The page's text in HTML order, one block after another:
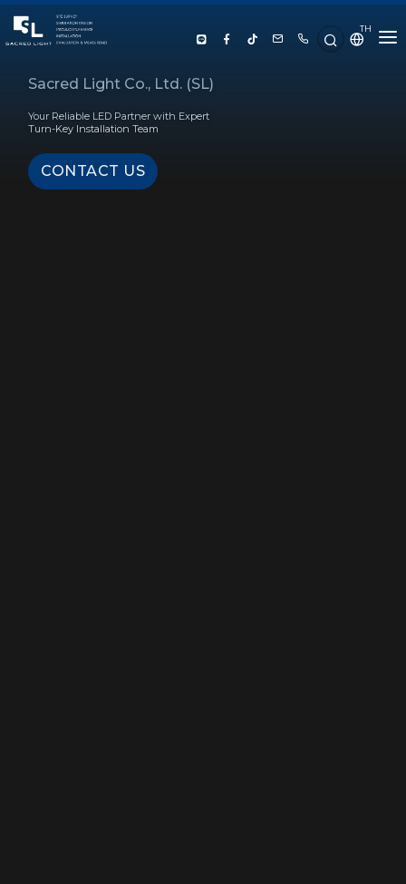
TH
HOME
ABOUT US
PRODUCT
Sacred Light Co., Ltd. (SL)
Your Reliable LED Partner with Expert
Turn-Key Installation Team
CONTACT US